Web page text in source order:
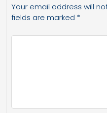
Your email address will
fields are marked *